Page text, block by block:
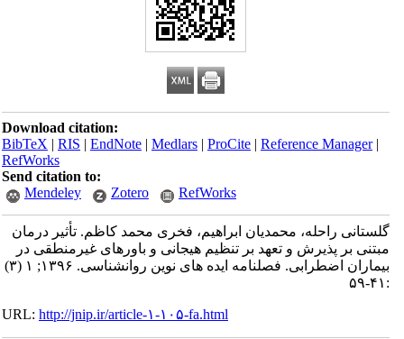
Download citation:
BibTeX|RIS|EndNote|Medlars|ProCite|Reference Manager
RefWorks
Send citation to:
Mendeley
Zotero RefWorks
گلستانی راحله، محمدیان ابراهیم، فخری محمد کاظم. تأثیر درمان
مبتنی بر پذیرش و تعهد بر تنظیم هیجانی و باورهای غیرمنطقی در
بیماران اضطرابی. فصلنامه ایده های نوین روانشناسی. ۱۳۹۶; ۱ (۳)
URL:http://jnip.ir/article-۱-۱۰۵-fa.html